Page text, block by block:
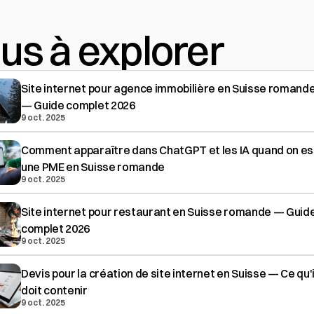
à explorer
Site internet pour agence immobilière en Suisse
— Guide complet 2026
9 oct. 2025
Comment apparaître dans ChatGPT et les IA quand on
une PME en Suisse romande
9 oct. 2025
Site internet pour restaurant en Suisse romande —
complet 2026
9 oct. 2025
Devis pour la création de site internet en Suisse — Ce
doit contenir
9 oct. 2025